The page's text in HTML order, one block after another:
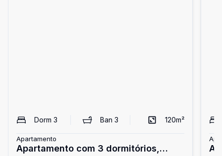
Dorm 3 Ban3 120m²
Apartamento
Apartamento com 3 dormitórios,